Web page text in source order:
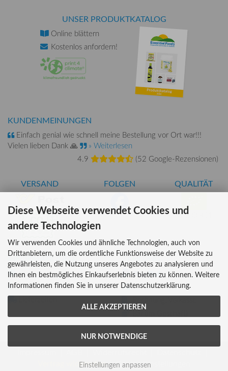
UNSER PRODUKTKATALOG
Online blättern
Kostenlos anfordern!
KUNDENMEINUNGEN
Einfach genial wie schnell meine Bestellung vor Ort war!!!
Vielen lieben Dank 🙏
» Weiterlesen
4.9
(52 Google-Rezensionen)
VERSAND FOLGEN QUALITÄT
AT-BIO-401
INFORMATIONEN
Über uns
Versandkosten
Lieferzeiten
ZAHLUNG
Kreditkarte
Bar (im Geschäft)
Vertrag widerrufen
Cookie Einstellungen
Diese Webseite verwendet Cookies und
andere Technologien
Wir verwenden Cookies und ähnliche Technologien, auch von
Drittanbietern, um die ordentliche Funktionsweise der Website zu
gewährleisten, die Nutzung unseres Angebotes zu analysieren und
Ihnen ein bestmögliches Einkaufserlebnis bieten zu können. Weitere
Informationen finden Sie in unserer Datenschutzerklärung.
ALLE AKZEPTIEREN
NUR NOTWENDIGE
Einstellungen anpassen